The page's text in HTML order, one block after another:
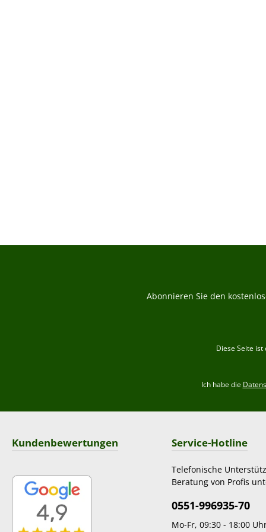
Abonnieren Sie den
Diese Seite
Ich habe die
Service-Hotline
Telefonische
Beratung von Profis
0551-996935-70
Mo-Fr, 09:30 - 18:00
Kundenbewertungen